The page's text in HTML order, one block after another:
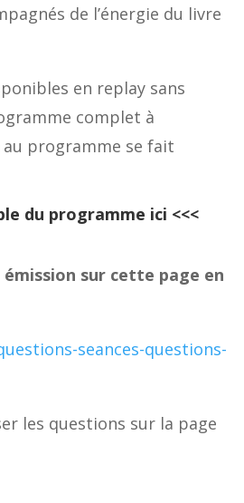
de l’énergie du livre
en replay sans
complet à
programme se fait
du programme ici <<<
sur cette page en
seances-questions-
les questions sur la page